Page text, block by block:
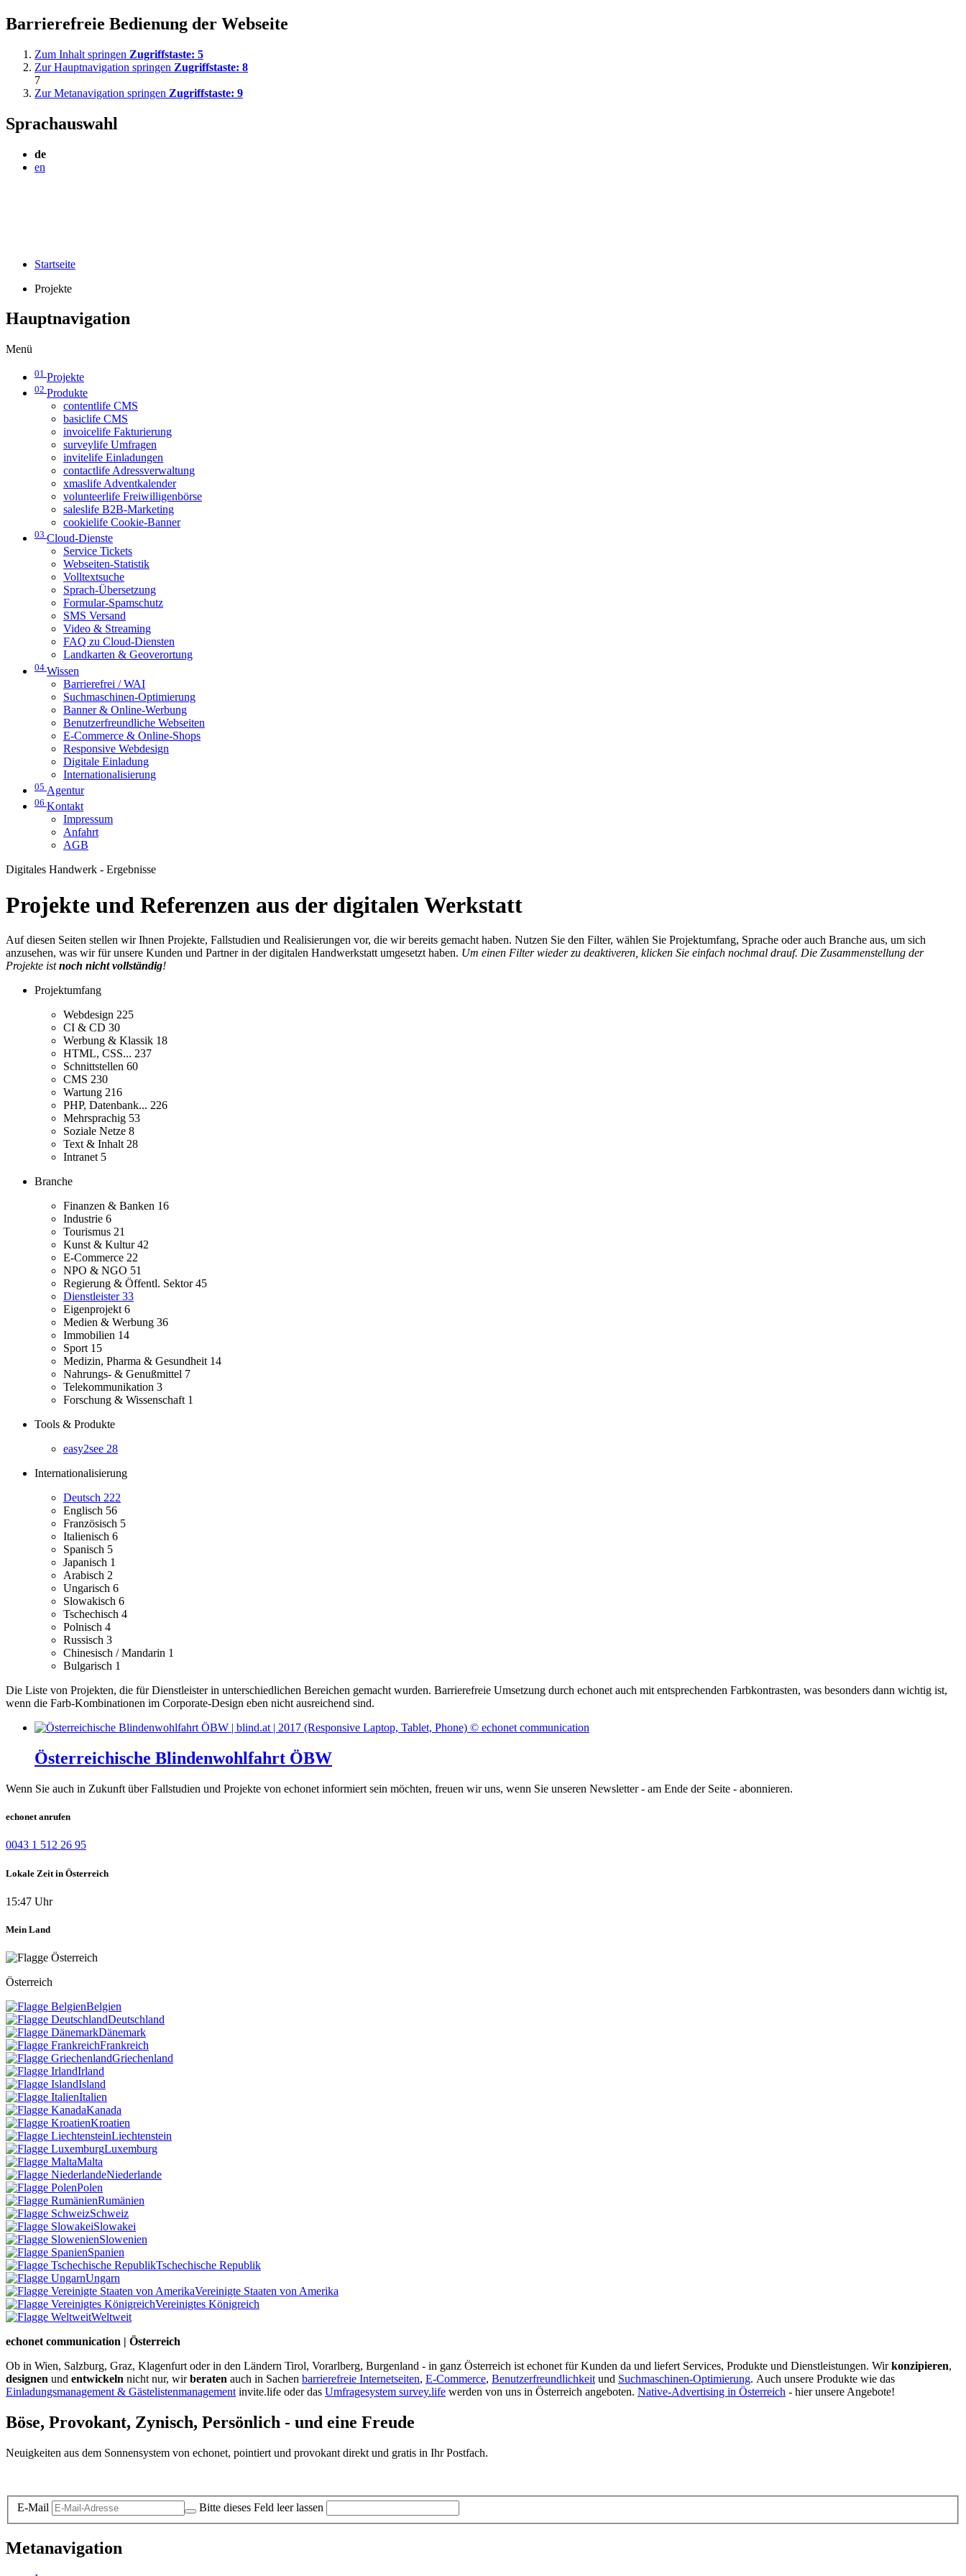
Barrierefreie Bedienung der Webseite
Zum Inhalt springen Zugriffstaste: 5
Zur Hauptnavigation springen Zugriffstaste: 8
7
Zur Metanavigation springen Zugriffstaste: 9
Sprachauswahl
de
en
Startseite
Projekte
Hauptnavigation
Menü
01 Projekte
02 Produkte
contentlife CMS
basiclife CMS
invoicelife Fakturierung
surveylife Umfragen
invitelife Einladungen
contactlife Adressverwaltung
xmaslife Adventkalender
volunteerlife Freiwilligenbörse
saleslife B2B-Marketing
cookielife Cookie-Banner
03 Cloud-Dienste
Service Tickets
Webseiten-Statistik
Volltextsuche
Sprach-Übersetzung
Formular-Spamschutz
SMS Versand
Video & Streaming
FAQ zu Cloud-Diensten
Landkarten & Geoverortung
04 Wissen
Barrierefrei / WAI
Suchmaschinen-Optimierung
Banner & Online-Werbung
Benutzerfreundliche Webseiten
E-Commerce & Online-Shops
Responsive Webdesign
Digitale Einladung
Internationalisierung
05 Agentur
06 Kontakt
Impressum
Anfahrt
AGB
Digitales Handwerk - Ergebnisse
Projekte und Referenzen aus der digitalen Werkstatt
Auf diesen Seiten stellen wir Ihnen Projekte, Fallstudien und Realisierungen vor, die wir bereits gemacht haben. Nutzen Sie den Filter, wählen Sie Projektumfang, Sprache oder auch Branche aus, um sich
anzusehen, was wir für unsere Kunden und Partner in der digitalen Handwerkstatt umgesetzt haben. Um einen Filter wieder zu deaktiveren, klicken Sie einfach nochmal drauf. Die Zusammenstellung der
Projekte istnoch nicht vollständig!
Projektumfang
Webdesign 225
CI & CD 30
Werbung & Klassik 18
HTML, CSS... 237
Schnittstellen 60
CMS 230
Wartung 216
PHP, Datenbank... 226
Mehrsprachig 53
Soziale Netze 8
Text & Inhalt 28
Intranet 5
Branche
Finanzen & Banken 16
Industrie 6
Tourismus 21
Kunst & Kultur42
E-Commerce 22
NPO & NGO 51
Regierung & Öffentl. Sektor45
Dienstleister33
Eigenprojekt 6
Medien & Werbung 36
Immobilien 14
Sport 15
Medizin, Pharma & Gesundheit 14
Nahrungs- & Genußmittel 7
Telekommunikation 3
Forschung & Wissenschaft 1
Tools & Produkte
easy2see 28
Internationalisierung
Deutsch 222
Englisch 56
Französisch 5
Italienisch 6
Spanisch 5
Japanisch 1
Arabisch 2
Ungarisch 6
Slowakisch 6
Tschechisch 4
Polnisch 4
Russisch 3
Chinesisch / Mandarin 1
Bulgarisch 1
Die Liste von Projekten, die für Dienstleister in unterschiedlichen Bereichen gemacht wurden. Barrierefreie Umsetzung durch echonet auch mit entsprechenden Farbkontrasten, was besonders dann wichtig ist,
wenn die Farb-Kombinationen im Corporate-Design eben nicht ausreichend sind.
Österreichische Blindenwohlfahrt ÖBW
Wenn Sie auch in Zukunft über Fallstudien und Projekte von echonet informiert sein möchten, freuen wir uns, wenn Sie unseren Newsletter - am Ende der Seite - abonnieren.
echonet anrufen
0043 1 512 26 95
Lokale Zeit in Österreich
15:47 Uhr
Mein Land
Österreich
Belgien
Deutschland
Dänemark
Frankreich
Griechenland
Irland
Island
Italien
Kanada
Kroatien
Liechtenstein
Luxemburg
Malta
Niederlande
Polen
Rumänien
Schweiz
Slowakei
Slowenien
Spanien
Tschechische Republik
Ungarn
Vereinigte Staaten von Amerika
Vereinigtes Königreich
Weltweit
echonet communication | Österreich
Ob in Wien, Salzburg, Graz, Klagenfurt oder in den Ländern Tirol, Vorarlberg, Burgenland - in ganz Österreich ist echonet für Kunden da und liefert Services, Produkte und Dienstleistungen. Wirkonzipieren,
designen und entwickeln nicht nur, wirberaten auch in Sachen barrierefreie Internetseiten, E-Commerce, Benutzerfreundlichkeit und Suchmaschinen-Optimierung. Auch unsere Produkte wie das
Einladungsmanagement & Gästelistenmanagement invite.life oder das Umfragesystem survey.life werden von uns in Österreich angeboten. Native-Advertising in Österreich - hier unsere Angebote!
Böse, Provokant, Zynisch, Persönlich - und eine Freude
Neuigkeiten aus dem Sonnensystem von echonet, pointiert und provokant direkt und gratis in Ihr Postfach.
E-Mail Bitte dieses Feld leer lassen
Metanavigation